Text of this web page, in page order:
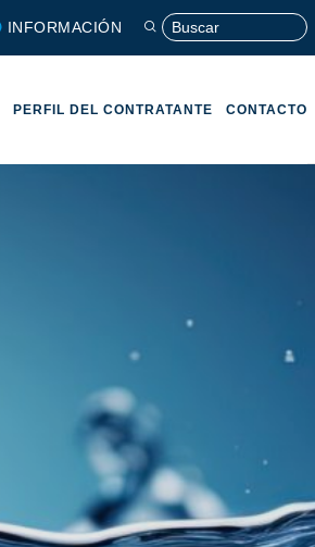
INFORMACIÓN
PERFIL DEL CONTRATANTE CONTACTO